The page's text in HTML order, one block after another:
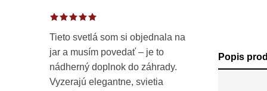
Tieto svetlá som si objednala na
jar a musím povedať – je to
nádherný doplnok do záhrady.
Vyzerajú elegantne, svietia
Popis